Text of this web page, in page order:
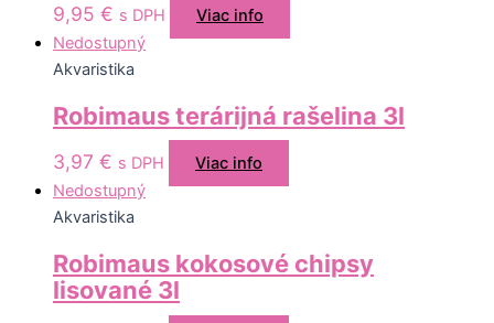
9,95 € s DPH
Viac info
Nedostupný
Akvaristika
Robimaus terárijná rašelina 3l
3,97 € s DPH
Viac info
Nedostupný
Akvaristika
Robimaus kokosové chipsy
lisované 3l